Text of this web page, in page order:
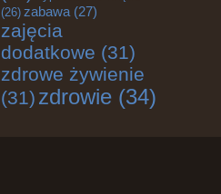
(26) zabawa (27)
zajęcia
dodatkowe (31)
zdrowe żywienie
(31) zdrowie (34)